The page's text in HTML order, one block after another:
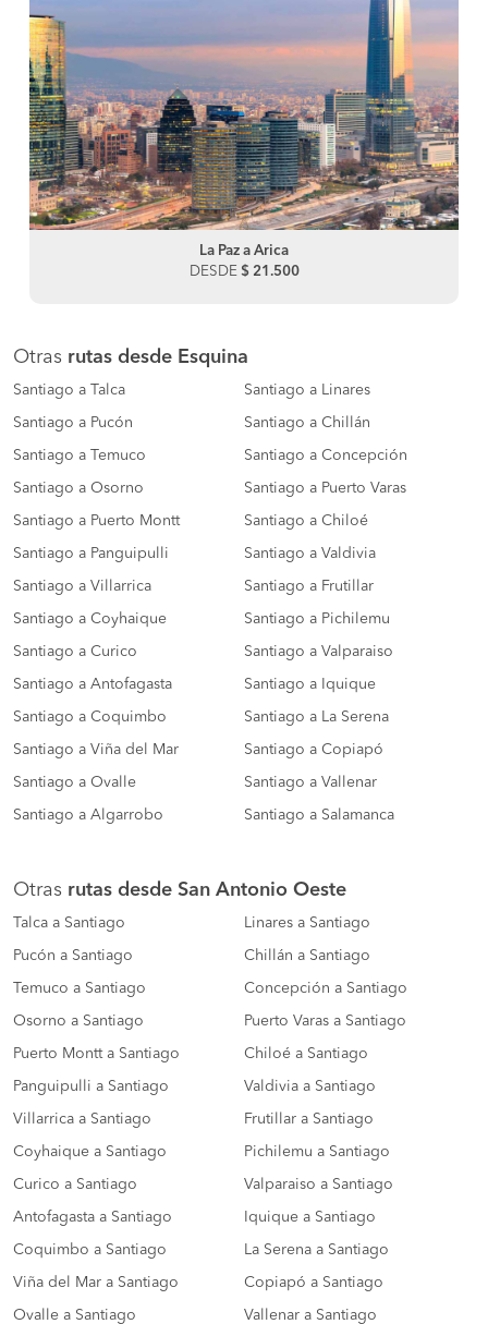
La Paz a Arica
DESDE $ 21.500
Otras rutas desde Esquina
Santiago a Talca Santiago a Linares
Santiago a Pucón Santiago a Chillán
Santiago a Temuco Santiago a Concepción
Santiago a Osorno Santiago a Puerto Varas
Santiago a Puerto Montt Santiago a Chiloé
Santiago a Panguipulli Santiago a Valdivia
Santiago a Villarrica Santiago a Frutillar
Santiago a Coyhaique Santiago a Pichilemu
Santiago a Curico Santiago a Valparaiso
Santiago a Antofagasta Santiago a Iquique
Santiago a Coquimbo Santiago a La Serena
Santiago a Viña del Mar Santiago a Copiapó
Santiago a Ovalle Santiago a Vallenar
Santiago a Algarrobo Santiago a Salamanca
Otras rutas desde San Antonio Oeste
Talca a Santiago Linares a Santiago
Pucón a Santiago Chillán a Santiago
Temuco a Santiago Concepción a Santiago
Osorno a Santiago Puerto Varas a Santiago
Puerto Montt a Santiago Chiloé a Santiago
Panguipulli a Santiago Valdivia a Santiago
Villarrica a Santiago Frutillar a Santiago
Coyhaique a Santiago Pichilemu a Santiago
Curico a Santiago Valparaiso a Santiago
Antofagasta a Santiago Iquique a Santiago
Coquimbo a Santiago La Serena a Santiago
Viña del Mar a Santiago Copiapó a Santiago
Ovalle a Santiago Vallenar a Santiago